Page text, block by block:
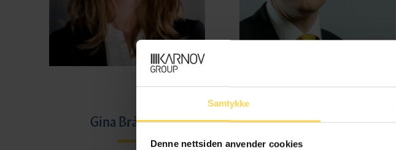
Samtykke
Denne nettsiden anvender cookies
Gina Bråthen Harald Benestad Anderssen